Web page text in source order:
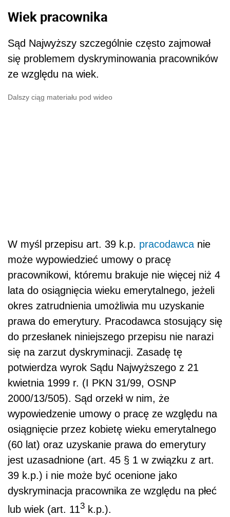
Wiek pracownika
Sąd Najwyższy szczególnie często zajmował
się problemem dyskryminowania pracowników
ze względu na wiek.
Dalszy ciąg materiału pod wideo
W myśl przepisu art. 39 k.p. pracodawca nie
może wypowiedzieć umowy o pracę
pracownikowi, któremu brakuje nie więcej niż 4
lata do osiągnięcia wieku emerytalnego, jeżeli
okres zatrudnienia umożliwia mu uzyskanie
prawa do emerytury. Pracodawca stosujący się
do przesłanek niniejszego przepisu nie narazi
się na zarzut dyskryminacji. Zasadę tę
potwierdza wyrok Sądu Najwyższego z 21
kwietnia 1999 r. (I PKN 31/99, OSNP
2000/13/505). Sąd orzekł w nim, że
wypowiedzenie umowy o pracę ze względu na
osiągnięcie przez kobietę wieku emerytalnego
(60 lat) oraz uzyskanie prawa do emerytury
jest uzasadnione (art. 45 § 1 w związku z art.
39 k.p.) i nie może być ocenione jako
dyskryminacja pracownika ze względu na płeć
lub wiek (art. 11 3 k.p.).